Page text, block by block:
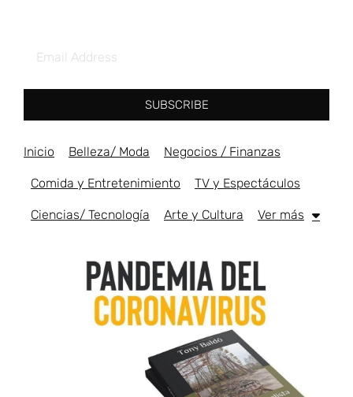
SUBSCRIBE
Inicio Belleza/ Moda Negocios / Finanzas
Comida y Entretenimiento TV y Espectáculos
Ciencias/ Tecnología Arte y Cultura Ver más